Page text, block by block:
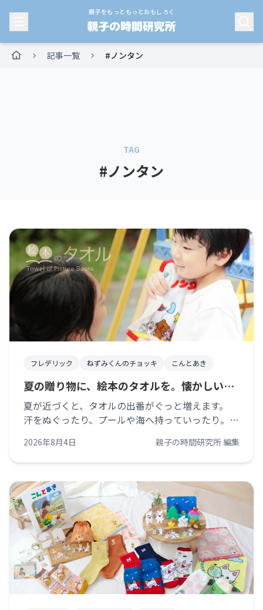
親子をもっともっとおもしろく
HOME 記事一覧 #ノンタン
TAG
#ノンタン
フレデリック ねずみくんのチョッキ こんとあき
夏の贈り物に、絵本のタオルを。懐かしい物
語を、毎日の暮らしへ
夏が近づくと、タオルの出番がぐっと増えます。
汗をぬぐったり、プールや海へ持っていったり。洗
へ入っていきますよね。 毎日使うものだから、実
用的であることはもちろん大切です。で [&hellip;]
2026年8月4日 親子の時間研究所 編集